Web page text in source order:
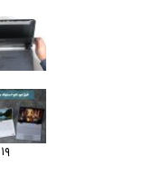
۱۹ بهمن ۰۱